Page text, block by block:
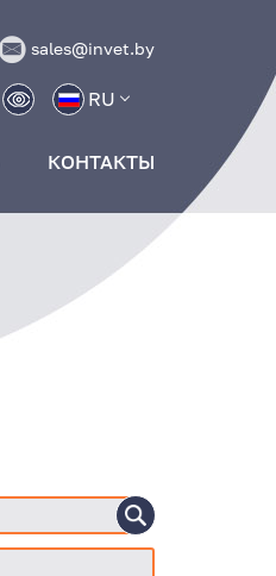
sales@invet.by
RU
КОНТАКТЫ